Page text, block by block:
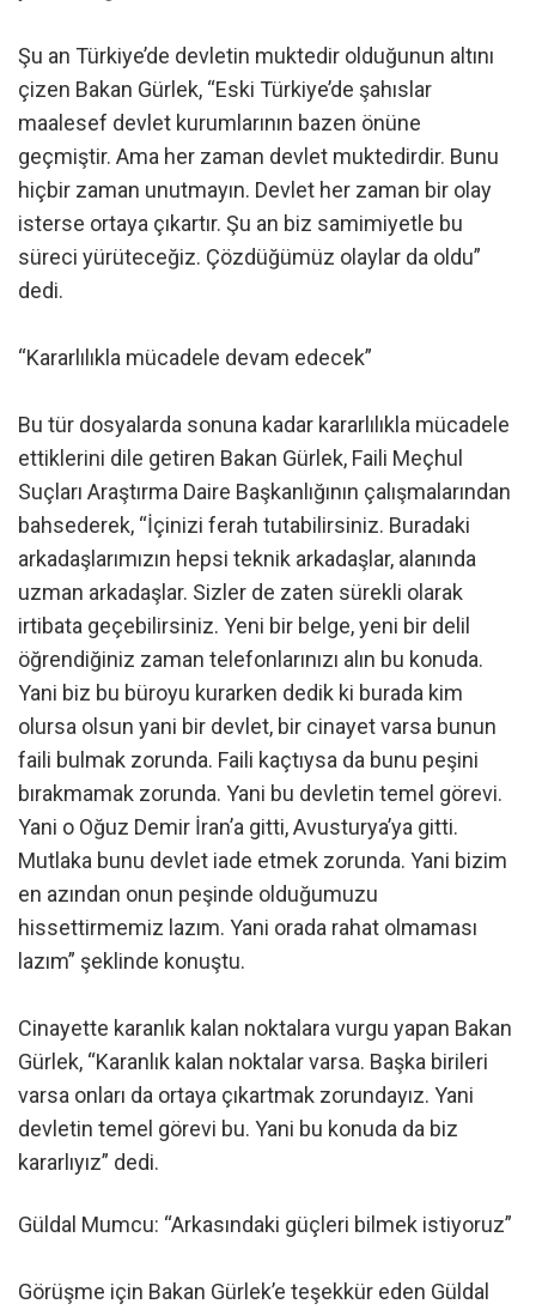
Şu an Türkiye’de devletin muktedir olduğunun altını
çizen Bakan Gürlek, “Eski Türkiye’de şahıslar
maalesef devlet kurumlarının bazen önüne
geçmiştir. Ama her zaman devlet muktedirdir. Bunu
hiçbir zaman unutmayın. Devlet her zaman bir olay
isterse ortaya çıkartır. Şu an biz samimiyetle bu
süreci yürüteceğiz. Çözdüğümüz olaylar da oldu”
dedi.
“Kararlılıkla mücadele devam edecek”
Bu tür dosyalarda sonuna kadar kararlılıkla mücadele
ettiklerini dile getiren Bakan Gürlek, Faili Meçhul
Suçları Araştırma Daire Başkanlığının çalışmalarından
bahsederek, “İçinizi ferah tutabilirsiniz. Buradaki
arkadaşlarımızın hepsi teknik arkadaşlar, alanında
uzman arkadaşlar. Sizler de zaten sürekli olarak
irtibata geçebilirsiniz. Yeni bir belge, yeni bir delil
öğrendiğiniz zaman telefonlarınızı alın bu konuda.
Yani biz bu büroyu kurarken dedik ki burada kim
olursa olsun yani bir devlet, bir cinayet varsa bunun
faili bulmak zorunda. Faili kaçtıysa da bunu peşini
bırakmamak zorunda. Yani bu devletin temel görevi.
Yani o Oğuz Demir İran’a gitti, Avusturya’ya gitti.
Mutlaka bunu devlet iade etmek zorunda. Yani bizim
en azından onun peşinde olduğumuzu
hissettirmemiz lazım. Yani orada rahat olmaması
lazım” şeklinde konuştu.
Cinayette karanlık kalan noktalara vurgu yapan Bakan
Gürlek, “Karanlık kalan noktalar varsa. Başka birileri
varsa onları da ortaya çıkartmak zorundayız. Yani
devletin temel görevi bu. Yani bu konuda da biz
kararlıyız” dedi.
Güldal Mumcu: “Arkasındaki güçleri bilmek istiyoruz”
Görüşme için Bakan Gürlek’e teşekkür eden Güldal